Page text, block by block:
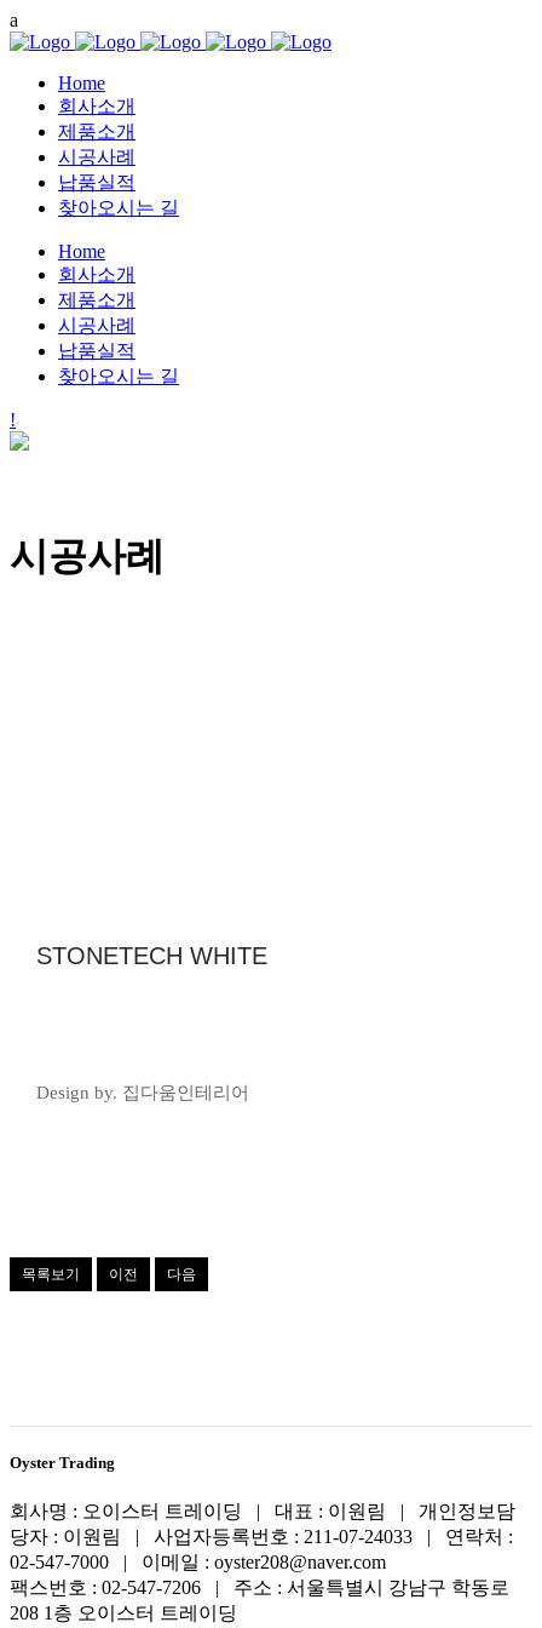
Home
회사소개
제품소개
시공사례
납품실적
찾아오시는 길
Home
회사소개
제품소개
시공사례
납품실적
찾아오시는 길
시공사례
STONETECH WHITE
Design by. 집다움인테리어
목록보기 이전 다음
Oyster Trading
회사명 : 오이스터 트레이딩 | 대표 : 이원림 | 개인정보담
당자 : 이원림 | 사업자등록번호 : 211-07-24033 | 연락처 :
02-547-7000 | 이메일 : oyster208@naver.com
팩스번호 : 02-547-7206 | 주소 : 서울특별시 강남구 학동로
208 1층 오이스터 트레이딩